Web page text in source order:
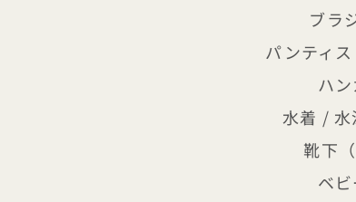
ブラ
パンティ
ハ
水着 / 水
靴下
ベ